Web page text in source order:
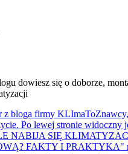
dowiesz się o doborze,